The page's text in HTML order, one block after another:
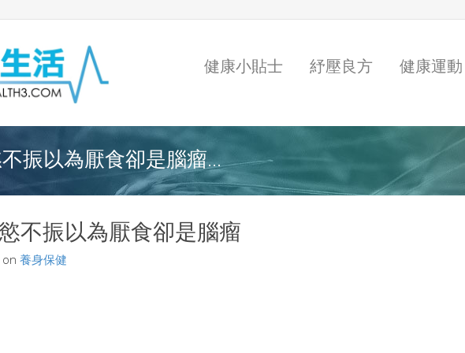
健康小貼士 紓壓良方 健康運動
振以為厭食卻是腦瘤...
不振以為厭食卻是腦瘤
養身保健